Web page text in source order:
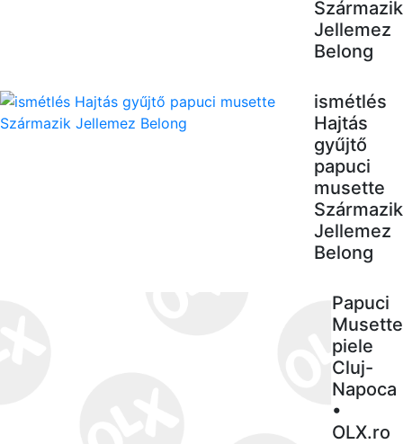
Származik
Jellemez
Belong
ismétlés
Hajtás
gyűjtő
papuci
musette
Származik
Jellemez
Belong
Papuci
Musette
piele
Cluj-
Napoca
•
OLX.ro